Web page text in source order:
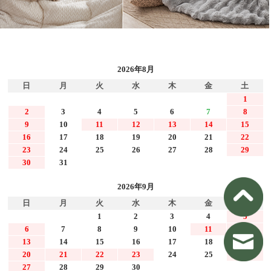
2026年8月
日
月 火 水 木 金
土
1
2
3 4 5 6 7
8
9
10 11 12 13 14
15
16
17 18 19 20 21
22
23
24 25 26 27 28
29
30
31
2026年9月
日
月 火 水 木 金
土
1
2 3 4
5
6
7 8 9 10 11
13
14 15 16 17 18
19
20
21 22 23 24 25
27
28 29 30